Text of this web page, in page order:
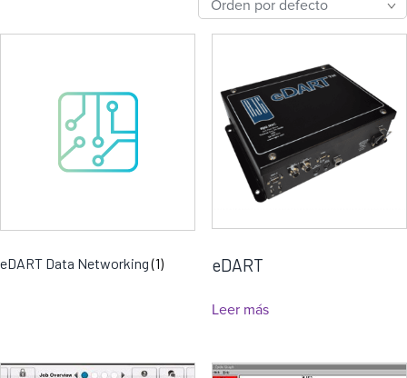
eDART Data Networking(1) eDART
Leer más